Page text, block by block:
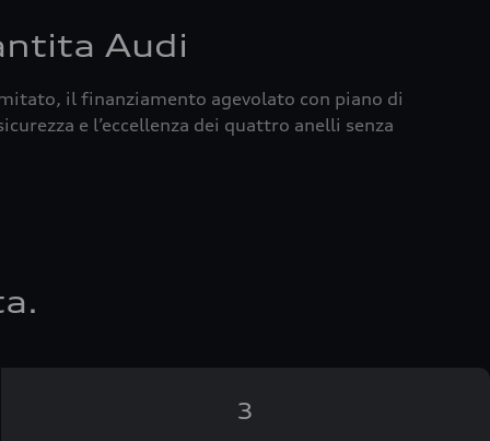
Audi
il finanziamento agevolato con piano di
e l’eccellenza dei quattro anelli senza
3